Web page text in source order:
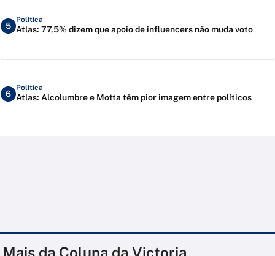
5
Política
Atlas: 77,5% dizem que apoio de influencers não muda voto
6
Política
Atlas: Alcolumbre e Motta têm pior imagem entre políticos
Mais da Coluna da Victoria